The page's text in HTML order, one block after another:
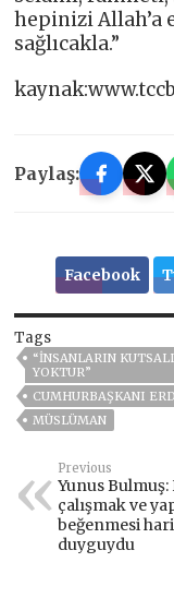
hepinizi Allah’a
sağlıcakla.”
Paylaş:
Facebook
Tags
“İNSANLARIN
YOKTUR”
CUMHURBAŞKANI
MÜSLÜMAN
Previous
Yunus Bulmuş:
çalışmak ve
beğenmesi
duyguydu